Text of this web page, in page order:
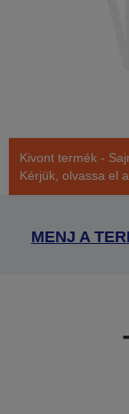
Kivont termék -
Kérjük, olvassa el
MENJ A